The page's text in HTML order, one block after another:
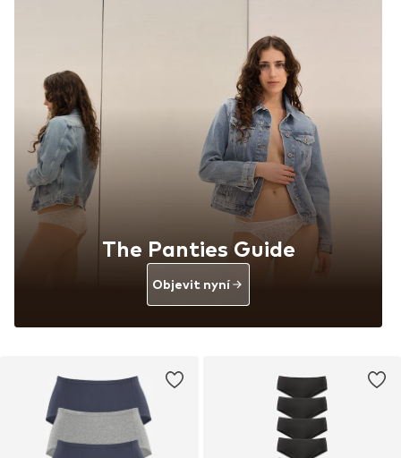
The Panties Guide
Objevit nyní